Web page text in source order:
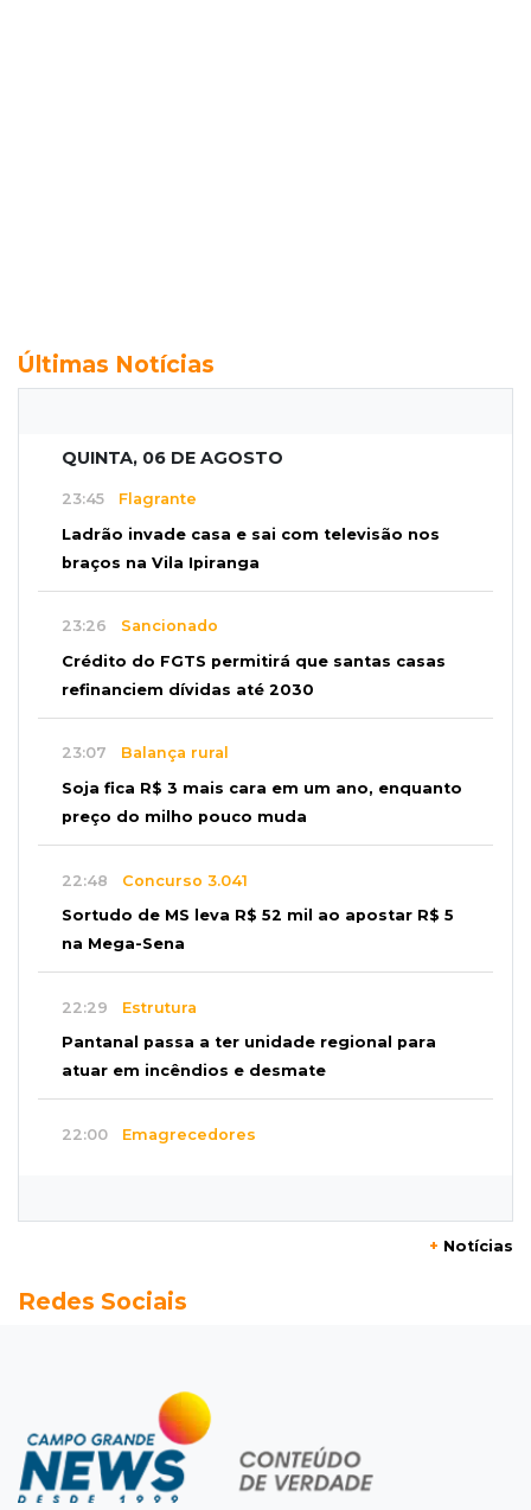
Últimas Notícias
QUINTA, 06 DE AGOSTO
23:45 Flagrante
Ladrão invade casa e sai com televisão nos
braços na Vila Ipiranga
23:26 Sancionado
Crédito do FGTS permitirá que santas casas
refinanciem dívidas até 2030
23:07 Balança rural
Soja fica R$ 3 mais cara em um ano, enquanto
preço do milho pouco muda
22:48 Concurso 3.041
Sortudo de MS leva R$ 52 mil ao apostar R$ 5
na Mega-Sena
22:29 Estrutura
Pantanal passa a ter unidade regional para
atuar em incêndios e desmate
22:00 Emagrecedores
Granizo danifica telhados e plantações
Agregado
Inter perde para o Corinthians mas avança às
quartas da Copa do Brasil
+ Notícias
Redes Sociais